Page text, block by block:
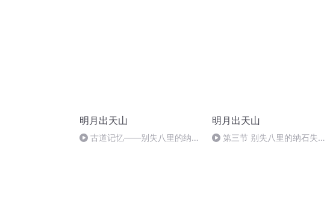
明月出天山
古道记忆——别失八里的纳石
明月出天山
第三节 别失八里的纳石失